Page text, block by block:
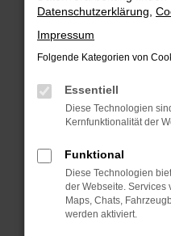
Laden andere
Suchmaschine?
Prüfe deine
können das Laden
verhindern.
anderen Browser
Starte dein Gerät
Das kann
Probleme zu
Datenschutzerklärung
Impressum
Folgende Kategorien von
Essentiell
Diese Technologien
Kernfunktionalität der
Funktional
Diese Technologien
der Webseite. Services
Maps, Chats,
werden aktiviert.